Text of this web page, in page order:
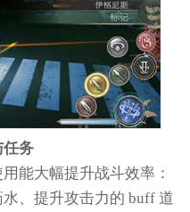
任务​
能大幅提升战斗效率：​
、提升攻击力的 buff 道